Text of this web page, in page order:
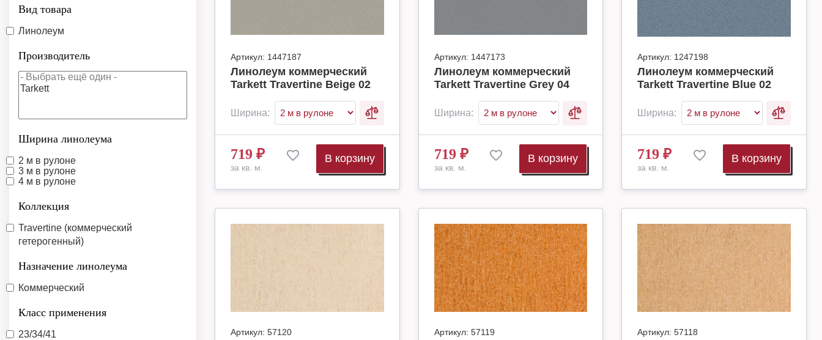
Вид товара
Линолеум
Производитель
Ширина линолеума
2 м в рулоне
3 м в рулоне
4 м в рулоне
Коллекция
Travertine (коммерческий
гетерогенный)
Назначение линолеума
Коммерческий
Класс применения
23/34/41
Артикул: 1447187
Линолеум коммерческий
Tarkett Travertine Beige 02
Ширина:
719 ₽
за кв. м.
В корзину
Артикул: 1447173
Линолеум коммерческий
Tarkett Travertine Grey 04
Ширина:
719₽
за кв. м.
В корзину
Артикул: 1247198
Линолеум коммерческий
Tarkett Travertine Blue 02
Ширина:
719 ₽
за кв. м.
В корзину
Артикул: 57120 Артикул: 57119 Артикул: 57118